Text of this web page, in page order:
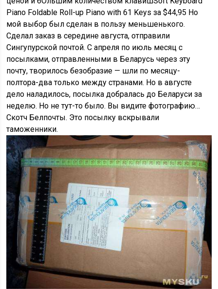
Piano Foldable Roll-up Piano with 61 Keys за $44,95 Но
мой выбор был сделан в пользу меньшенького.
Сделал заказ в середине августа, отправили
Сингупурской почтой. С апреля по июль месяц с
посылками, отправленными в Беларусь через эту
почту, творилось безобразие — шли по месяцу-
полтора-два только между странами. Но в августе
дело наладилось, посылка добралась до Беларуси за
неделю. Но не тут-то было. Вы видите фотографию…
Скотч Белпочты. Это посылку вскрывали
таможенники.